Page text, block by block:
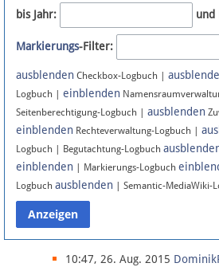
Bluesky
Facebook
Instagram
Anmelden
Datenschutz
Über Lobbypedia
bis Jahr: und
Markierungs-Filter:
ausblenden Checkbox-Logbuch |
Logbuch | einblenden
Seitenberechtigung-Logbuch | ausblenden
einblenden Rechteverwaltung-Logbuch |
Logbuch | Begutachtung-Logbuch
einblenden | Markierungs-Logbuch
Logbuch ausblenden | Semantic-MediaWiki-
10:47, 26. Aug. 2015